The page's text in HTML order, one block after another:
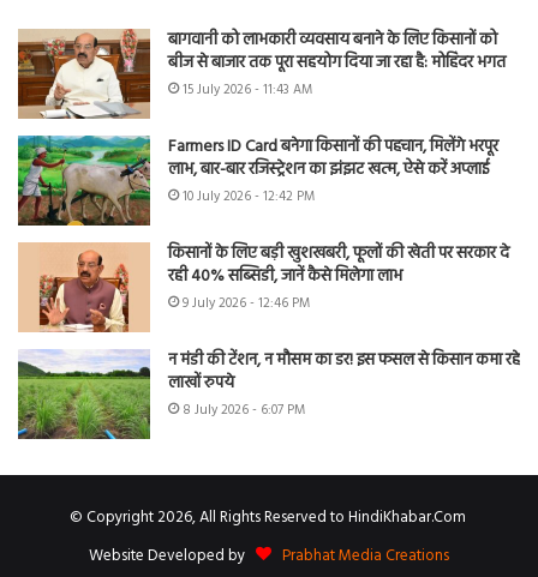
बागवानी को लाभकारी व्यवसाय बनाने के लिए किसानों को
बीज से बाजार तक पूरा सहयोग दिया जा रहा है: मोहिंदर भगत
15 July 2026 - 11:43 AM
Farmers ID Card बनेगा किसानों की पहचान, मिलेंगे भरपूर
लाभ, बार-बार रजिस्ट्रेशन का झंझट खत्म, ऐसे करें अप्लाई
10 July 2026 - 12:42 PM
किसानों के लिए बड़ी खुशखबरी, फूलों की खेती पर सरकार दे
रही 40% सब्सिडी, जानें कैसे मिलेगा लाभ
9 July 2026 - 12:46 PM
न मंडी की टेंशन, न मौसम का डर! इस फसल से किसान कमा रहे
लाखों रुपये
8 July 2026 - 6:07 PM
© Copyright 2026, All Rights Reserved to HindiKhabar.Com
Website Developed by
Prabhat Media Creations